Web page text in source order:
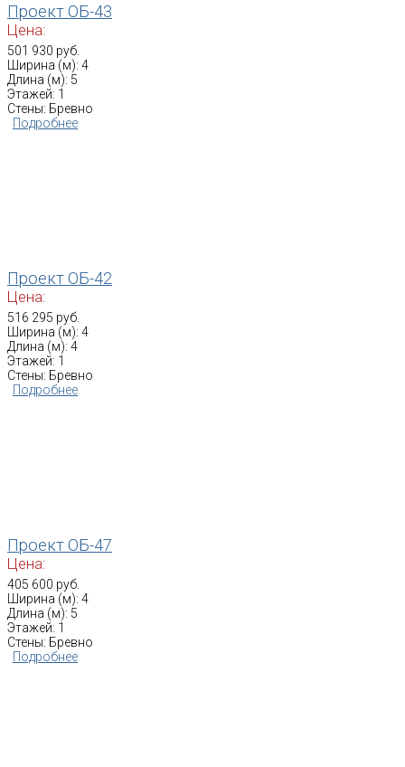
Проект ОБ-43
Цена:
501 930 руб.
Ширина (м): 4
Длина (м): 5
Этажей: 1
Стены: Бревно
Подробнее
Проект ОБ-42
Цена:
516 295 руб.
Ширина (м): 4
Длина (м): 4
Этажей: 1
Стены: Бревно
Подробнее
Проект ОБ-47
Цена:
405 600 руб.
Ширина (м): 4
Длина (м): 5
Этажей: 1
Стены: Бревно
Подробнее